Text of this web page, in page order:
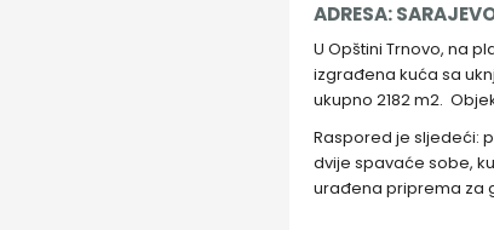
ADRESA:
U Opštini Trnovo, na
izgrađena kuća sa
ukupno 2182 m2.
Raspored je sljedeći:
dvije spavaće sobe,
urađena priprema za